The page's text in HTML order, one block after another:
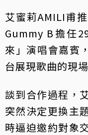
艾蜜莉AMILI甫
Gummy B擔任
來」演唱會嘉賓
台展現歌曲的現
談到合作過程，
突然決定更換主
時逼迫邀約對象